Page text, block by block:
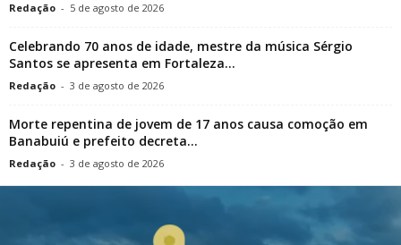
Redação - 5 de agosto de 2026
Celebrando 70 anos de idade, mestre da música Sérgio
Santos se apresenta em Fortaleza...
Redação - 3 de agosto de 2026
Morte repentina de jovem de 17 anos causa comoção em
Banabuiú e prefeito decreta...
Redação - 3 de agosto de 2026